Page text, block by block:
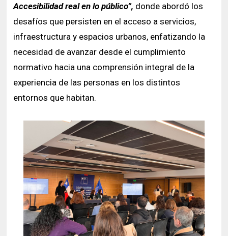
Accesibilidad real en lo público”, donde abordó los
desafíos que persisten en el acceso a servicios,
infraestructura y espacios urbanos, enfatizando la
necesidad de avanzar desde el cumplimiento
normativo hacia una comprensión integral de la
experiencia de las personas en los distintos
entornos que habitan.